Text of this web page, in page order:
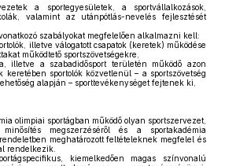
a sportegyesületek, a sportvállalkozások,
valamint az utánpótlás-nevelés fejlesztését
szabályokat megfelelően alkalmazni kell:
illetve válogatott csapatok (keretek) működése
működtető sportszövetségekre,
illetve a szabadidősport területén működő azon
keretében sportolók közvetlenül – a sportszövetség
alapján – sporttevékenységet fejtenek ki,
olimpiai sportágban működő olyan sportszervezet,
megszerzéséről és a sportakadémia
meghatározott feltételeknek megfelel és
rendelkezik.
kiemelkedően magas színvonalú